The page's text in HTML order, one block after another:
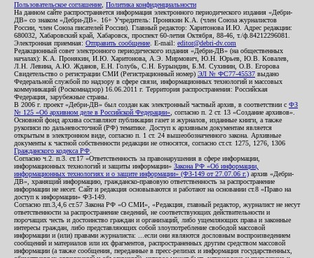
Пользовательское соглашение Политика конфиденциальности
На данном сайте распространяется информация электронного периодического издания «Дебри-
ДВ» со знаком «Дебри-ДВ». 16+ Учредитель: Пронякин К.А. (член Союза журналистов
России, член Союза писателей России). Главный редактор: Харитонова И.Ю. Адрес редакции:
680032, Хабаровский край, Хабаровск, проспект 60-летия Октября, 88-46, т./ф.84212296081.
Электронная приемная: Отправить сообщение . E-mail: editor@debri-dv.com
Редакционный совет электронного периодического издания «Дебри-ДВ» (на общественных
началах): К.А. Пронякин, И.Ю. Харитонова, А.Э. Мирмович, Ю.Н. Юрьев, Ю.В. Ковалев,
Л.Н. Левина, А.Ю. Жданов, Е.Н. Голубь, С.Н. Бурындин, Б.М. Сухинин, О.В. Егорова
Свидетельство о регистрации СМИ (Регистрационный номер) ЭЛ № ФС77-45537 выдано
Федеральной службой по надзору в сфере связи, информационных технологий и массовых
коммуникаций (Роскомнадзор) 16.06.2011 г. Территория распространения: Российская
Федерация, зарубежные страны.
В 2006 г. проект «Дебри-ДВ» был создан как электронный частный архив, в соответствии с ФЗ
№ 125 «Об архивном деле в Российской Федерации» , согласно п. 2 ст. 13 «Создание архивов».
Основной фонд архива составляют публикации газет и журналов, изданные книги, а также
рукописи по дальневосточной (РФ) тематике. Доступ к архивным документам является
открытым в электронном виде, согласно п. 1 ст. 24 вышеобозначенного закона. Архивные
документы к частной собственности редакции не относятся, согласно ст.ст. 1275, 1276, 1306
Гражданского кодекса РФ
Согласно ч.2. п.3. ст.17 «Ответственность за правонарушения в сфере информации,
информационных технологий и защиты информации» Закона РФ «Об информации,
информационных технологиях и о защите информации» (ФЗ-149 от 27.07.06 г.) архив «Дебри-
ДВ», хранящий информацию, гражданско-правовую ответственность за распространение
информации не несет. Сайт и редакция основываются и работают на основании ст.8 «Право на
доступ к информации» ФЗ-149.
Согласно пп.3,4,6 ст.57 Закона РФ «О СМИ», «Редакция, главный редактор, журналист не несут
ответственности за распространение сведений, не соответствующих действительности и
порочащих честь и достоинство граждан и организаций, либо ущемляющих права и законные
интересы граждан, либо представляющих собой злоупотребление свободой массовой
информации и (или) правами журналиста: ...если они являются дословным воспроизведением
сообщений и материалов или их фрагментов, распространенных другим средством массовой
информации (а также сообщения, переданные в пресс-релизах и информация государственных,